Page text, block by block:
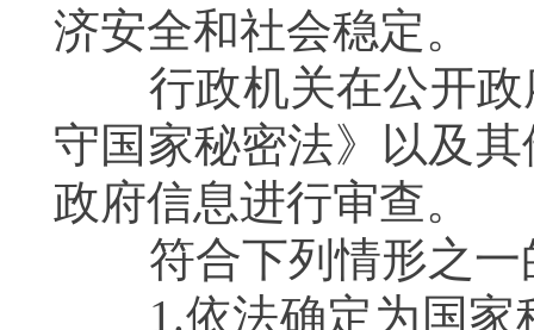
济安全和社会稳定。
行政机关在公开政
守国家秘密法》以及
政府信息进行审查。
符合下列情形之一
1.依法确定为国家